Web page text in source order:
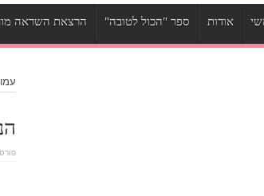
אודות ספר "הכול לטובה" הרצאת השראה